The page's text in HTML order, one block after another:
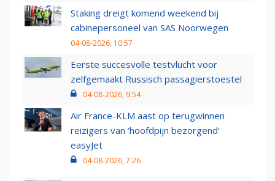
Staking dreigt komend weekend bij
cabinepersoneel van SAS Noorwegen
04-08-2026, 10:57
Eerste succesvolle testvlucht voor
zelfgemaakt Russisch passagierstoestel
04-08-2026, 9:54
Air France-KLM aast op terugwinnen
reizigers van ‘hoofdpijn bezorgend’
easyJet
04-08-2026, 7:26